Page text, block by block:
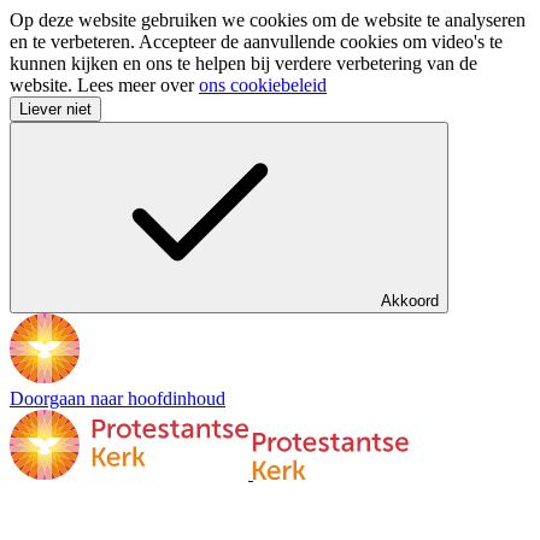
Op deze website gebruiken we cookies om de website te analyseren
en te verbeteren. Accepteer de aanvullende cookies om video's te
kunnen kijken en ons te helpen bij verdere verbetering van de
website. Lees meer overons cookiebeleid
Liever niet
Akkoord
Doorgaan naar hoofdinhoud